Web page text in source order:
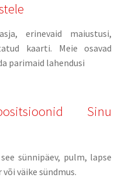
erinevaid maiustusi,
kaarti. Meie osavad
parimaid lahendusi
Sinu
sünnipäev, pulm, lapse
väike sündmus.